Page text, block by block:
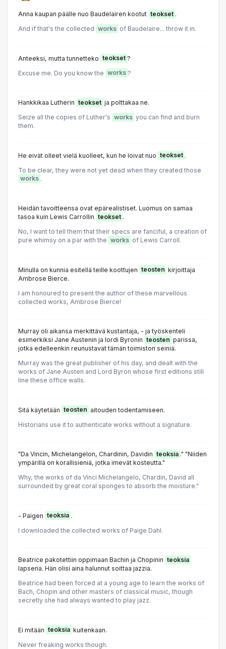
Anna kaupan päälle nuo Baudelairen kootut teokset .
And if that's the collected works of Baudelaire... throw it in.
Anteeksi, mutta tunnetteko teokset ?
Excuse me. Do you know the works ?
Hankkikaa Lutherin teokset ja polttakaa ne.
Seize all the copies of Luther's works you can find and burn
them.
He eivät olleet vielä kuolleet, kun he loivat nuo teokset .
To be clear, they were not yet dead when they created those
works .
Heidän tavoitteensa ovat epärealistiset. Luomus on samaa
tasoa kuin Lewis Carrollin teokset .
No, I want to tell them that their specs are fanciful, a creation of
pure whimsy on a par with the works of Lewis Carroll.
Minulla on kunnia esitellä teille koottujen teosten kirjoittaja
Ambrose Bierce.
I am honoured to present the author of these marvellous
collected works, Ambrose Bierce!
Murray oli aikansa merkittävä kustantaja, - ja työskenteli
esimerkiksi Jane Austenin ja lordi Byronin teosten parissa,
jotka edelleenkin reunustavat tämän toimiston seiniä.
Murray was the great publisher of his day, and dealt with the
works of Jane Austen and Lord Byron whose first editions still
line these office walls.
Sitä käytetään teosten aitouden todentamiseen.
Historians use it to authenticate works without a signature.
"Da Vincin, Michelangelon, Chardinin, Davidin teoksia ." "Niiden
ympärillä on korallisieniä, jotka imevät kosteutta."
Why, the works of da Vinci Michelangelo, Chardin, David all
surrounded by great coral sponges to absorb the moisture."
- Paigen teoksia .
I downloaded the collected works of Paige Dahl.
Beatrice pakotettiin oppimaan Bachin ja Chopinin teoksia
lapsena. Hän olisi aina halunnut soittaa jazzia.
Beatrice had been forced at a young age to learn the works of
Bach, Chopin and other masters of classical music, though
secretly she had always wanted to play jazz.
Ei mitään teoksia kuitenkaan.
Never freaking works though.